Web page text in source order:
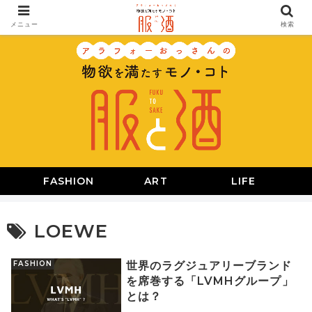
FASHION ART LIFE
LOEWE
FASHION
世界のラグジュアリーブランド
を席巻する「LVMHグループ」
とは？
メニュー 検索